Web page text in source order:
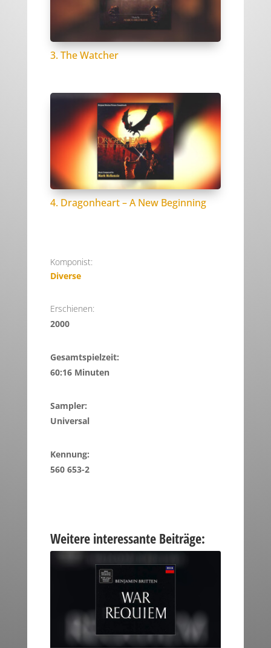
3. The Watcher
4. Dragonheart – A New Beginning
Komponist:
Diverse
Erschienen:
2000
Gesamtspielzeit:
60:16 Minuten
Sampler:
Universal
Kennung:
560 653-2
Weitere interessante Beiträge: